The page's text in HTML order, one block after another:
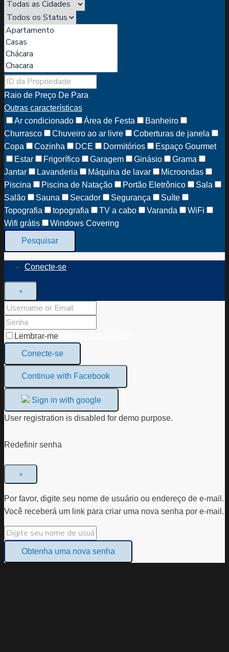
Raio de Preço De Para
Outras características
Ar condicionado
Área de Festa
Banheiro
Churrasco
Chuveiro ao ar livre
Coberturas de janela
Copa
Cozinha DCE Dormitórios
Espaço Gourmet
Estar
Frigorífico Garagem Ginásio
Grama
Jantar
Lavanderia Máquina de lavar
Microondas
Piscina
Piscina de Natação Portão Eletrônico
Sala
Salão
Sauna Secador Segurança
Suíte
Topografia
topografia TV a cabo Varanda
WiFi
Wifi grátis
Windows Covering
Pesquisar
Conecte-se
×
Lembrar-me
Conecte-se
Continue with Facebook
Sign in with google
User registration is disabled for demo purpose.
Redefinir senha
×
Por favor, digite seu nome de usuário ou endereço de e-mail.
Você receberá um link para criar uma nova senha por e-mail.
Obtenha uma nova senha